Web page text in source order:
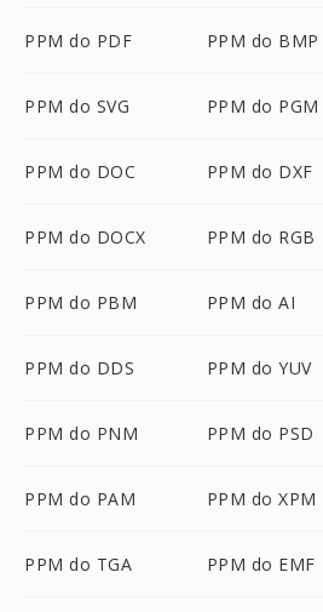
PPM do PDF PPM do BMP
PPM do SVG PPM do PGM
PPM do DOC PPM do DXF
PPM do DOCX PPM do RGB
PPM do PBM PPM do AI
PPM do DDS PPM do YUV
PPM do PNM PPM do PSD
PPM do PAM PPM do XPM
PPM do TGA PPM do EMF